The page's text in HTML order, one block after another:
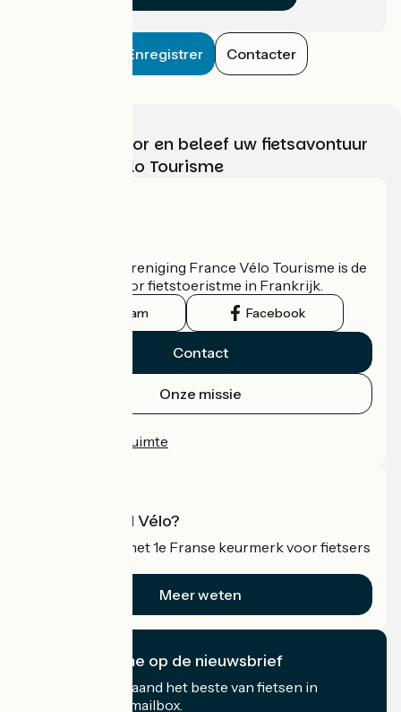
Enregistrer Contacter
Kies, bereid voor en beleef uw fietsavontuur
met France Vélo Tourisme
De nationale vereniging France Vélo Tourisme is de
officiële gids voor fietstoeristme in Frankrijk.
Instagram Facebook
Contact
Onze missie
Professionele ruimte
Wat is Accueil Vélo?
Accueil Vélo is het 1e Franse keurmerk voor fietsers
Meer weten
Ik abonneer me op de nieuwsbrief
Ontvang elke maand het beste van fietsen in
Frankrijk in uw mailbox.